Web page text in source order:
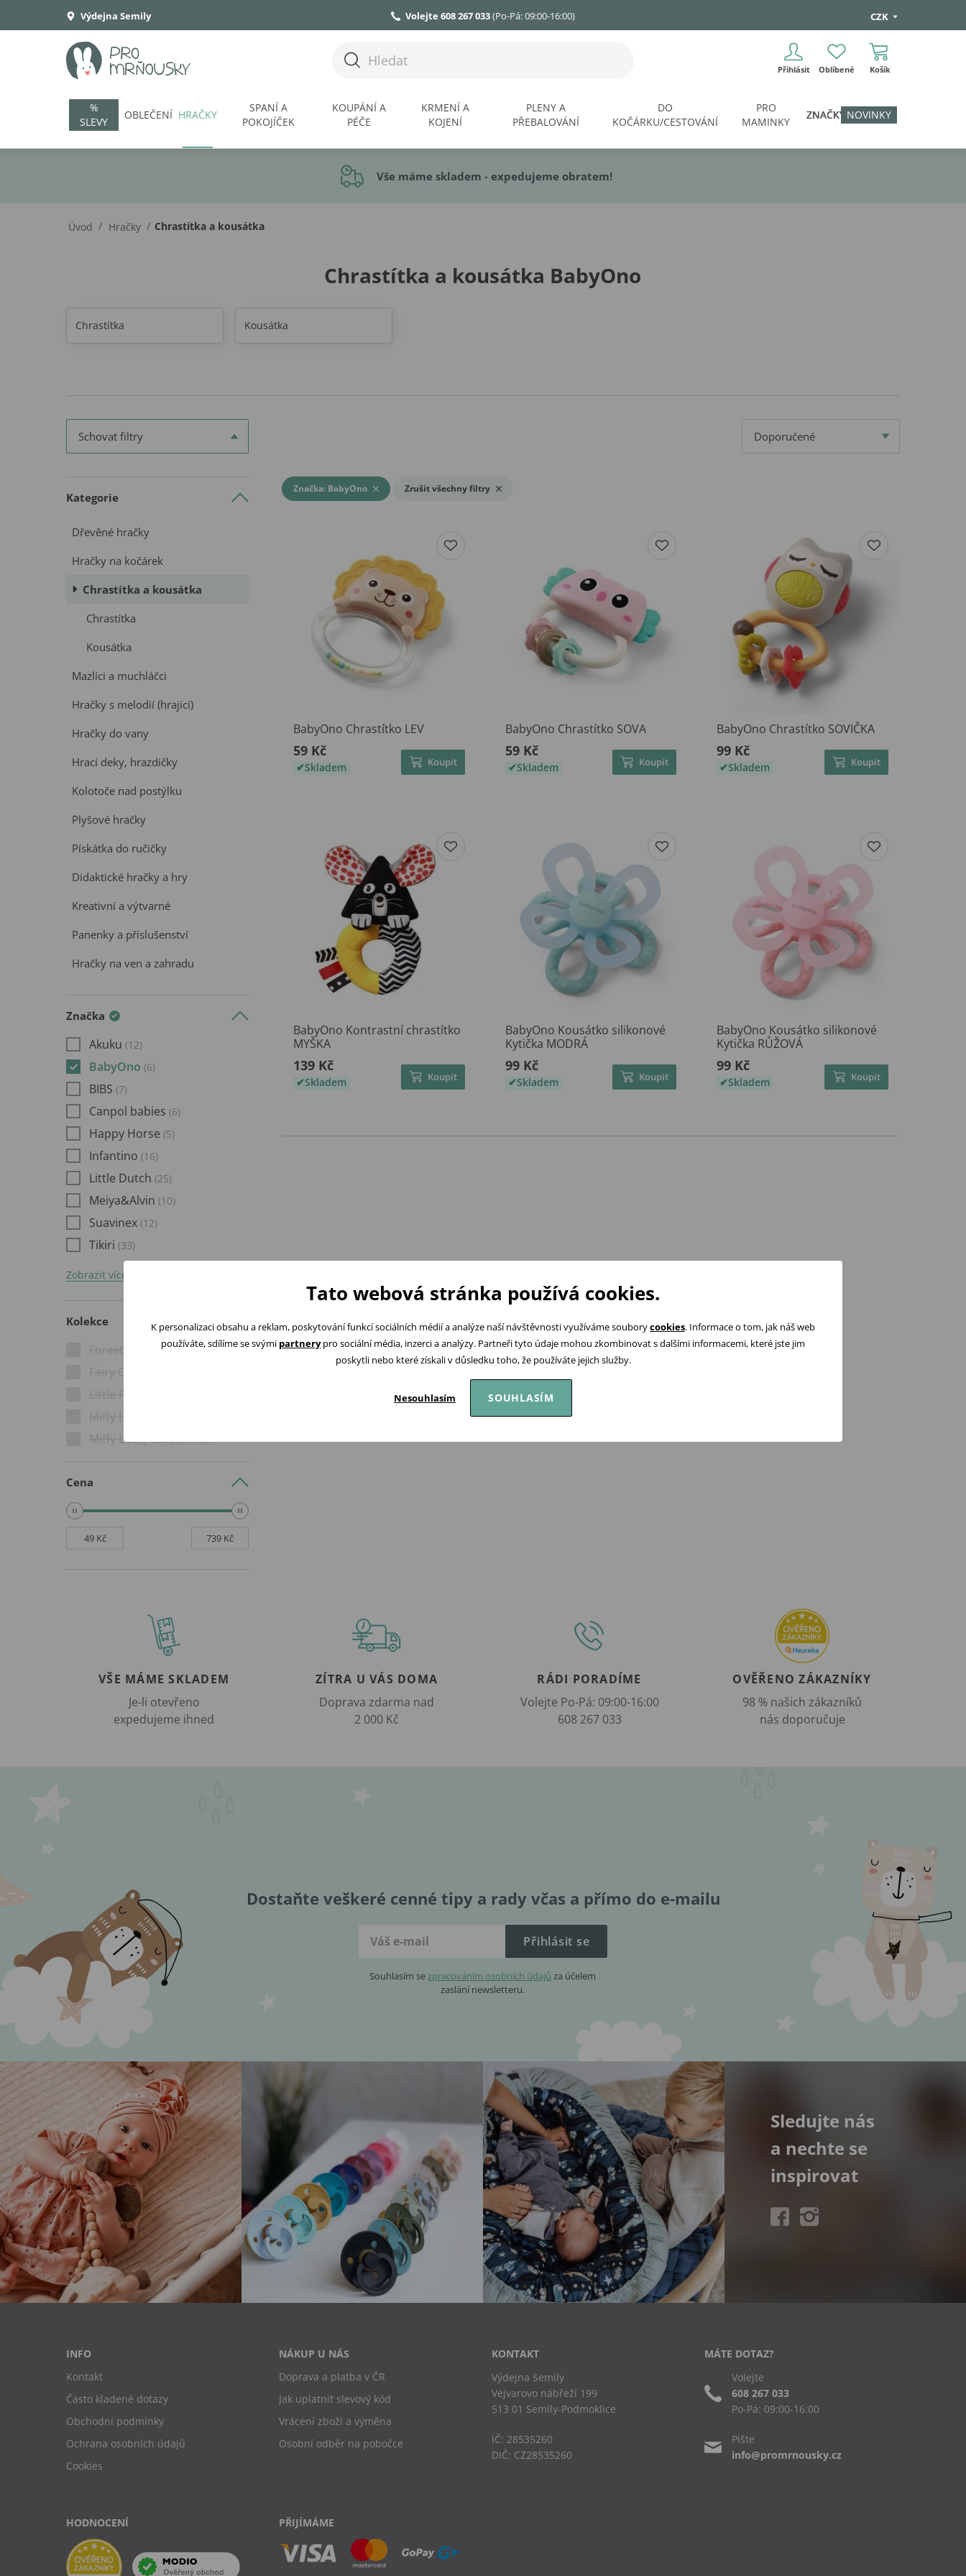
Výdejna Semily Volejte 608 267 033(Po-Pá: 09:00-16:00) CZK
Přihlásit Oblíbené Košík
%
SLEVY
OBLEČENÍ HRAČKY
SPANÍ A
POKOJÍČEK
KOUPÁNÍ A
PÉČE
KRMENÍ A
KOJENÍ
PLENY A
PŘEBALOVÁNÍ
DO
KOČÁRKU/CESTOVÁNÍ
PRO
MAMINKY
ZNAČKY NOVINKY
Vše máme skladem - expedujeme obratem!
Úvod / Hračky / Chrastítka a kousátka
Chrastítka a kousátka BabyOno
Chrastítka Kousátka
Schovat filtry Doporučené
Kategorie
Dřevěné hračky
Hračky na kočárek
Chrastítka a kousátka
Chrastítka
Kousátka
Mazlíci a muchláčci
Hračky s melodií (hrající)
Hračky do vany
Hrací deky, hrazdičky
Kolotoče nad postýlku
Plyšové hračky
Pískátka do ručičky
Didaktické hračky a hry
Kreativní a výtvarné
Panenky a příslušenství
Hračky na ven a zahradu
Značka
Akuku (12)
BabyOno (6)
BIBS (7)
Canpol babies (6)
Happy Horse (5)
Infantino (16)
Little Dutch (25)
Meiya&Alvin (10)
Suavinex (12)
Tikiri (33)
Zobrazit více
Kolekce
Forest Friends (0)
Fairy Garden
Little Farm
Miffy Lucky Leaves
Miffy Lucky Blossom (0)
Cena
Značka: BabyOno Zrušit všechny filtry
BabyOno Chrastítko LEV
59 Kč
Skladem Koupit
BabyOno Chrastítko SOVA
59 Kč
Skladem Koupit
BabyOno Chrastítko SOVIČKA
99 Kč
Skladem Koupit
BabyOno Kontrastní chrastítko
MYŠKA
139 Kč
Skladem Koupit
BabyOno Kousátko silikonové
Kytička MODRÁ
99 Kč
Skladem Koupit
BabyOno Kousátko silikonové
Kytička RŮŽOVÁ
99 Kč
Skladem Koupit
VŠE MÁME SKLADEM
Je-li otevřeno
expedujeme ihned
ZÍTRA U VÁS DOMA
Doprava zdarma nad
2 000 Kč
RÁDI PORADÍME
Volejte Po-Pá: 09:00-16:00
608 267 033
OVĚŘENO ZÁKAZNÍKY
98 % našich zákazníků
nás doporučuje
Dostaňte veškeré cenné tipy a rady včas a přímo do e-mailu
Přihlásit se
Souhlasím sezpracováním osobních údajů za účelem
zaslání newsletteru.
Sledujte nás
a nechte se
inspirovat
INFO
Kontakt
Často kladené dotazy
Obchodní podmínky
Ochrana osobních údajů
Cookies
NÁKUP U NÁS
Doprava a platba v ČR
Jak uplatnit slevový kód
Vrácení zboží a výměna
Osobní odběr na pobočce
KONTAKT
Výdejna Semily
Vejvarovo nábřeží 199
513 01 Semily-Podmoklice
IČ: 28535260
DIČ: CZ28535260
MÁTE DOTAZ?
Volejte
608 267 033
Po-Pá: 09:00-16:00
Pište
info@promrnousky.cz
HODNOCENÍ PŘIJÍMÁME
Tato webová stránka používá cookies.
K personalizaci obsahu a reklam, poskytování funkcí sociálních médií a analýze naší návštěvnosti využíváme souborycookies. Informace o tom, jak náš web
používáte, sdílíme se svými partnerypro sociální média, inzerci a analýzy. Partneři tyto údaje mohou zkombinovat s dalšími informacemi, které jste jim
poskytli nebo které získali v důsledku toho, že používáte jejich služby.
Nesouhlasím SOUHLASÍM